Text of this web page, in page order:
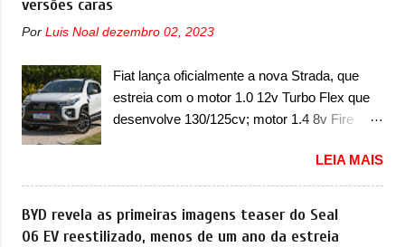
sobrecarga do microprocessador do Módulo
causar a perda de força motriz, requerendo a
atualização do software do modulo de...
geração do Volkswagen Gol que depois de 14
zero, apelidada de "Bolinha" por suas formas
arredondadas. Além do Gol, outro
Volkswagen fazia sua estréia no mercado.
que chegava depois de um ano de atraso. A
invasão de 1994 foi marcava pelos
franceses, alemães, japoneses e coreanos
que chegaram arrancando corações em
versões caras
Por Luis Noal dezembro 02, 2023
Fiat lança oficialmente a nova Strada, que
estreia com o motor 1.0 12v Turbo Flex que
desenvolve 130/125cv; motor 1.4 8v Fire
oficialmente a nova Strada, que aparece com
mudanças visuais e com uma nova opção de
motor. Depois da picape compacta receber o
câmbio automático CVT no ano passado, a
LEIA MAIS
BYD revela as primeiras imagens teaser do Seal
06 EV reestilizado, menos de um ano da estreia